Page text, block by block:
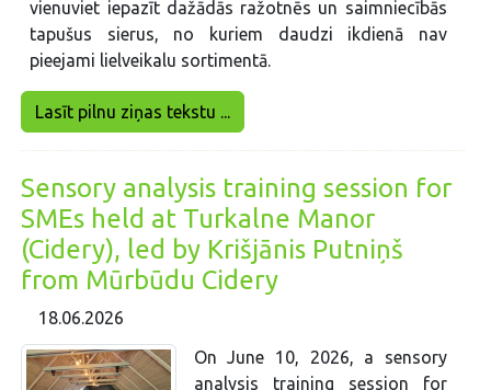
vienuviet iepazīt dažādās ražotnēs un saimniecībās
tapušus sierus, no kuriem daudzi ikdienā nav
pieejami lielveikalu sortimentā.
Lasīt pilnu ziņas tekstu ...
Sensory analysis training session for
SMEs held at Turkalne Manor
(Cidery), led by Krišjānis Putniņš
from Mūrbūdu Cidery
18.06.2026
On June 10, 2026, a sensory
analysis training session for